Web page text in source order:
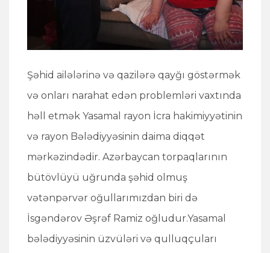
Şəhid ailələrinə və qazilərə qayğı göstərmək
və onları narahat edən problemləri vaxtında
həll etmək Yasamal rayon İcra hakimiyyətinin
və rayon Bələdiyyəsinin daima diqqət
mərkəzindədir. Azərbaycan torpaqlarının
bütövlüyü uğrunda şəhid olmuş
vətənpərvər oğullarımızdan biri də
İsgəndərov Əşrəf Ramiz oğludur.Yasamal
bələdiyyəsinin üzvüləri və qulluqçuları